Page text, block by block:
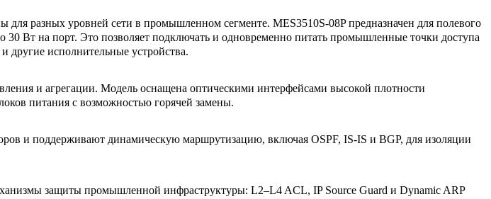
разных уровней сети в промышленном сегменте. MES3510S-08P предназначен для полевого
Вт на порт. Это позволяет подключать и одновременно питать промышленные точки доступа
другие исполнительные устройства.
и агрегации. Модель оснащена оптическими интерфейсами высокой плотности
питания с возможностью горячей замены.
и поддерживают динамическую маршрутизацию, включая OSPF, IS-IS и BGP, для изоляции
защиты промышленной инфраструктуры: L2–L4 ACL, IP Source Guard и Dynamic ARP